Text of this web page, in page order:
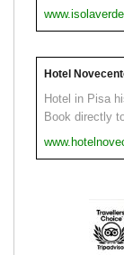
Hotel
Hotel in Pisa
Book directly